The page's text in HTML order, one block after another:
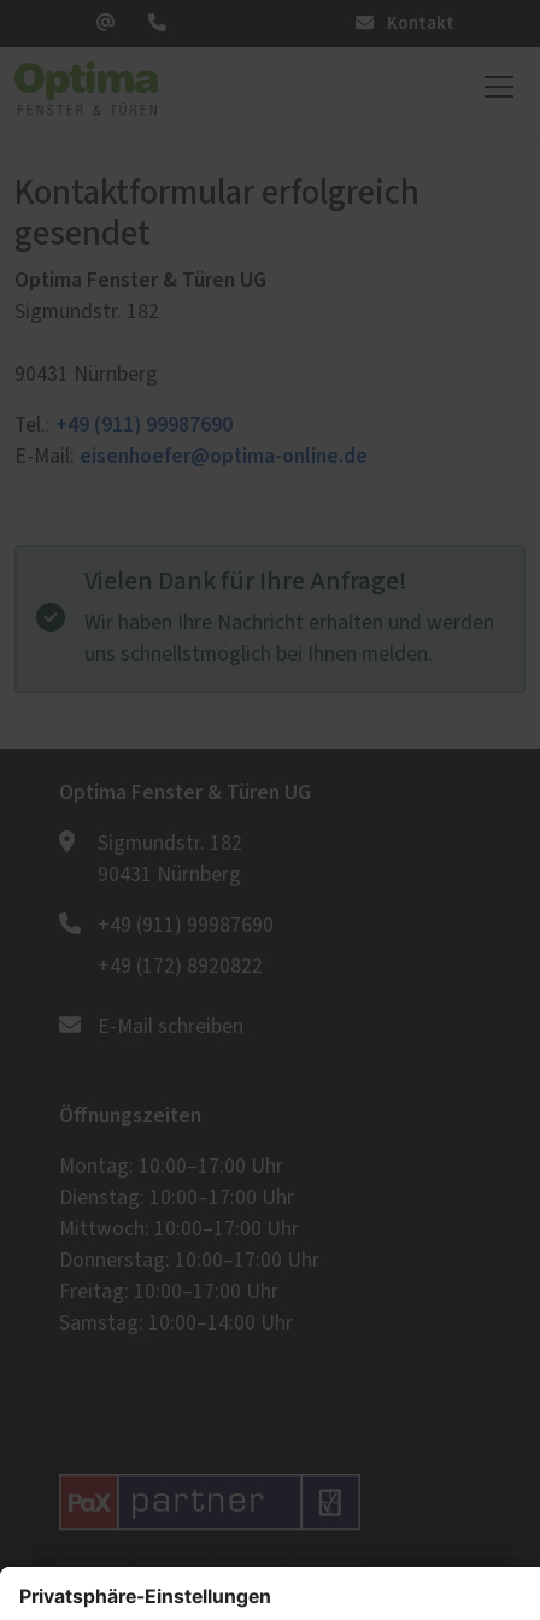
Kontakt
Kontaktformular erfolgreich
gesendet
Optima Fenster & Türen UG
Sigmundstr. 182
90431 Nürnberg
Tel.: +49 (911) 99987690
E-Mail: eisenhoefer@optima-online.de
Vielen Dank für Ihre Anfrage!
Wir haben Ihre Nachricht erhalten und werden
uns schnellstmöglich bei Ihnen melden.
Optima Fenster & Türen UG
Sigmundstr. 182
90431 Nürnberg
+49 (911) 99987690
+49 (172) 8920822
E-Mail schreiben
Öffnungszeiten
Montag: 10:00–17:00 Uhr
Dienstag: 10:00–17:00 Uhr
Mittwoch: 10:00–17:00 Uhr
Donnerstag: 10:00–17:00 Uhr
Freitag: 10:00–17:00 Uhr
Samstag: 10:00–14:00 Uhr
  